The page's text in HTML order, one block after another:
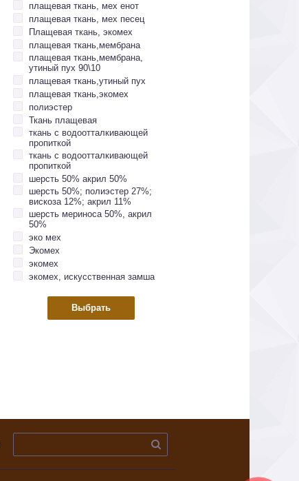
плащевая ткань, мех енот
плащевая ткань, мех песец
Плащевая ткань, экомех
плащевая ткань,мембрана
плащевая ткань,мембрана,
утиный пух 90\10
плащевая ткань,утиный пух
плащевая ткань,экомех
полиэстер
Ткань плащевая
ткань с водоотталкивающей
пропиткой
ткань с водоотталкивающей
пропиткой
шерсть 50% акрил 50%
шерсть 50%; полиэстер 27%;
вискоза 12%; акрил 11%
шерсть мериноса 50%, акрил
50%
эко мех
Экомех
экомех
экомех, искусственная замша